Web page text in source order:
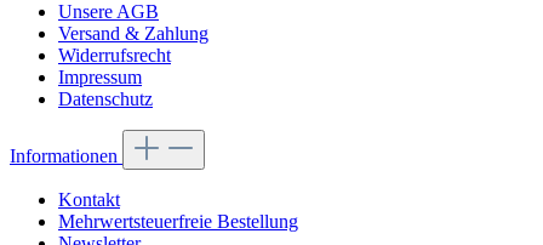
Unsere AGB
Versand & Zahlung
Widerrufsrecht
Impressum
Datenschutz
Informationen
Kontakt
Mehrwertsteuerfreie Bestellung